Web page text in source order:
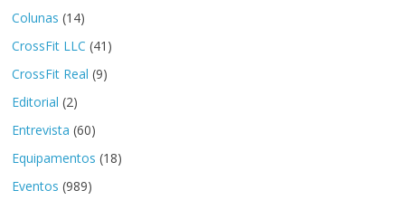
Colunas (14)
CrossFit LLC (41)
CrossFit Real (9)
Editorial (2)
Entrevista (60)
Equipamentos (18)
Eventos (989)